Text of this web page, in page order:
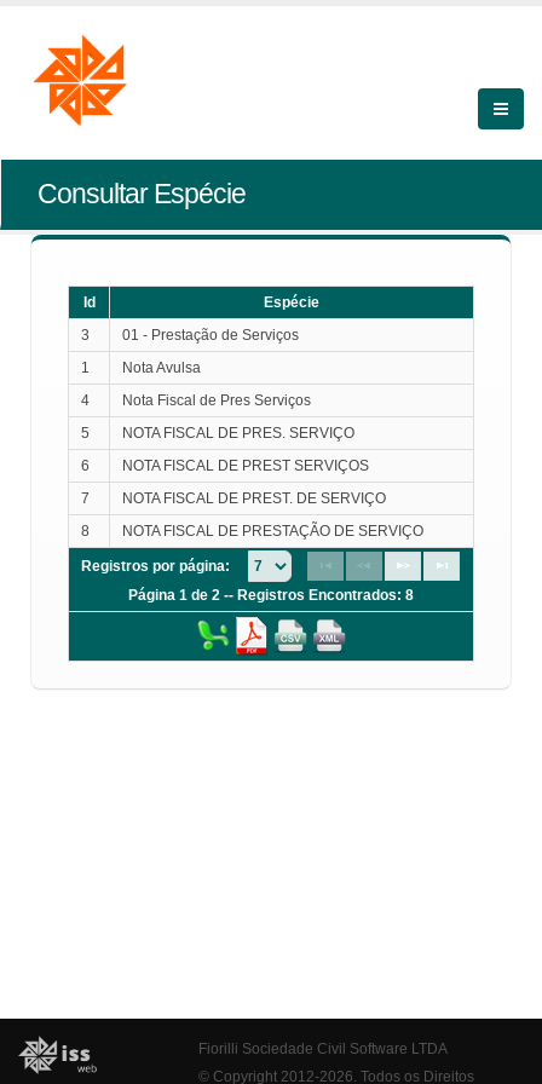
Consultar Espécie
Id
Espécie
3
01 - Prestação de Serviços
1
Nota Avulsa
4
Nota Fiscal de Pres Serviços
5
NOTA FISCAL DE PRES. SERVIÇO
6
NOTA FISCAL DE PREST SERVIÇOS
7
NOTA FISCAL DE PREST. DE SERVIÇO
8
NOTA FISCAL DE PRESTAÇÃO DE SERVIÇO
Registros por página:
Página 1 de 2 -- Registros Encontrados: 8
Fiorilli Sociedade Civil Software LTDA
© Copyright 2012-2026. Todos os Direitos